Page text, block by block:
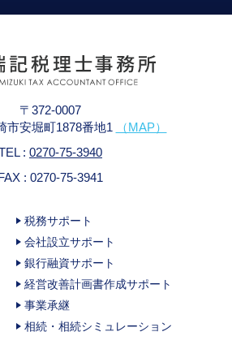
〒372-0007
市安堀町1878番地1
（MAP）
: 0270-75-3940
: 0270-75-3941
税務サポート
会社設立サポート
銀行融資サポート
経営改善計画書作成サポート
事業承継
相続・相続シミュレーション